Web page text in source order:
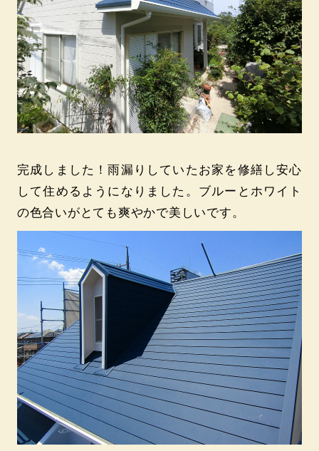
完成しました！雨漏りしていたお家を修繕し安心
して住めるようになりました。ブルーとホワイト
の色合いがとても爽やかで美しいです。